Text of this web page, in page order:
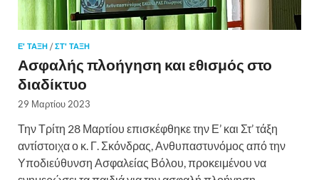
Ε' ΤΑΞΗ /ΣΤ' ΤΑΞΗ
Ασφαλής πλοήγηση και εθισμός στο
διαδίκτυο
29 Μαρτίου 2023
Την Τρίτη 28 Μαρτίου επισκέφθηκε την Ε’ και Στ’ τάξη
αντίστοιχα ο κ. Γ. Σκόνδρας, Ανθυπαστυνόμος από την
Υποδιεύθυνση Ασφαλείας Βόλου, προκειμένου να